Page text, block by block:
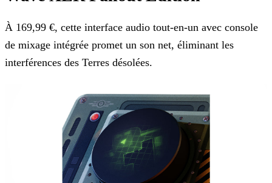
À 169,99 €, cette interface audio tout-en-un avec console
de mixage intégrée promet un son net, éliminant les
interférences des Terres désolées.